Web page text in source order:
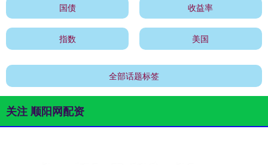
国债 收益率
指数 美国
全部话题标签
关注 顺阳网配资